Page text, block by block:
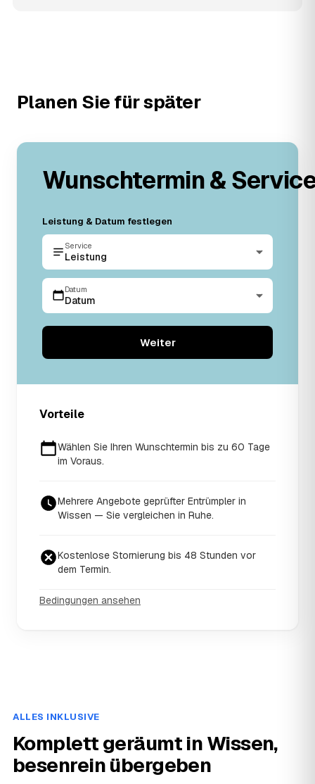
Planen Sie für später
Wunschtermin &
Leistung & Datum festlegen
Service
Leistung
Datum
Datum
Weiter
Vorteile
Wählen Sie Ihren Wunschtermin bis zu 60 Tage
im Voraus.
Mehrere Angebote geprüfter Entrümpler in
Wissen — Sie vergleichen in Ruhe.
Kostenlose Stornierung bis 48 Stunden vor
dem Termin.
Bedingungen ansehen
ALLES INKLUSIVE
Komplett geräumt in Wissen,
besenrein übergeben